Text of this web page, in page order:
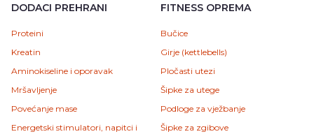
DODACI PREHRANI
Proteini
Kreatin
Aminokiseline i oporavak
Mršavljenje
Povećanje mase
Energetski stimulatori, napitci i
FITNESS OPREMA
Bučice
Girje (kettlebells)
Pločasti utezi
Šipke za utege
Podloge za vježbanje
Šipke za zgibove